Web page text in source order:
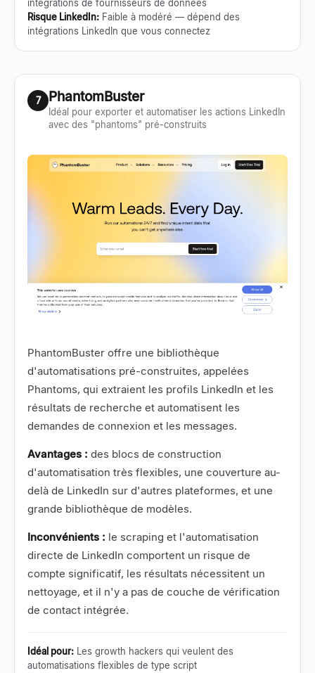
intégrations de fournisseurs de données
Risque LinkedIn: Faible à modéré — dépend des
intégrations LinkedIn que vous connectez
7 PhantomBuster
Idéal pour exporter et automatiser les actions LinkedIn
avec des "phantoms" pré-construits
PhantomBuster offre une bibliothèque
d'automatisations pré-construites, appelées
Phantoms, qui extraient les profils LinkedIn et les
résultats de recherche et automatisent les
demandes de connexion et les messages.
Avantages : des blocs de construction
d'automatisation très flexibles, une couverture au-
delà de LinkedIn sur d'autres plateformes, et une
grande bibliothèque de modèles.
Inconvénients : le scraping et l'automatisation
directe de LinkedIn comportent un risque de
compte significatif, les résultats nécessitent un
nettoyage, et il n'y a pas de couche de vérification
de contact intégrée.
Idéal pour: Les growth hackers qui veulent des
automatisations flexibles de type script